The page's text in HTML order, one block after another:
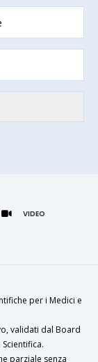
per i Medici e
validati dal Board
parziale senza